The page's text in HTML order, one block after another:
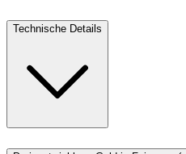
Technische Details